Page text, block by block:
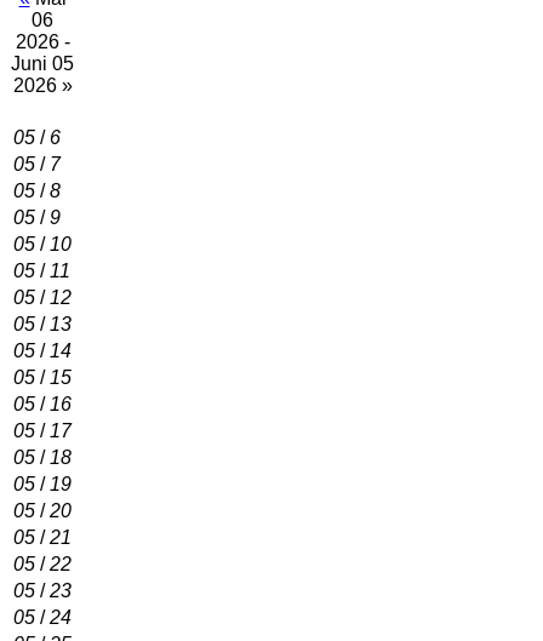
06
2026 -
Juni 05
2026 »
05 / 6
05 / 7
05 /8
05 /9
05 / 10
05 / 11
05 / 12
05 / 13
05 / 14
05 / 15
05 / 16
05 / 17
05 / 18
05 / 19
05 /20
05 /21
05 /22
05 /23
05 /24